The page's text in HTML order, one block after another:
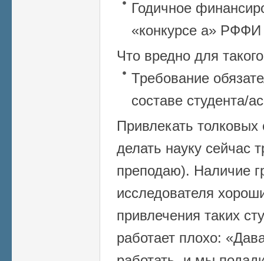
Годичное
«конкурсе а»
Что вредно для
Требование
составе студента/
Привлекать
делать науку сейчас
преподаю). Наличие
исследователя
привлечения таких
работает плохо: